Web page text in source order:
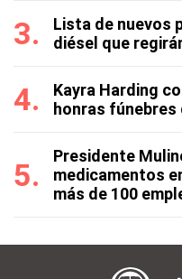
Lista de nuevos
diésel que
Kayra Harding
honras fúnebres
Presidente
medicamentos
más de 100